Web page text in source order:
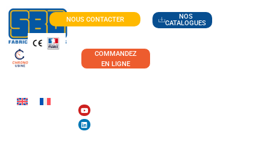
NOUS CONTACTER
NOS
CATALOGUES
COMMANDEZ
EN LIGNE